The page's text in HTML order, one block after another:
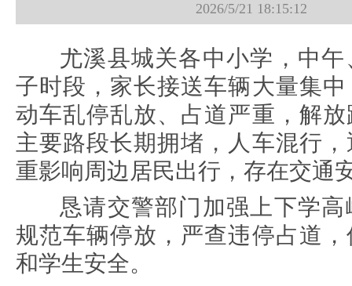
2026/5/21 18:15:12
尤溪县城关各中小学，中
子时段，家长接送车辆大量集
动车乱停乱放、占道严重，解
主要路段长期拥堵，人车混行
重影响周边居民出行，存在交通
恳请交警部门加强上下学
规范车辆停放，严查违停占道
和学生安全。